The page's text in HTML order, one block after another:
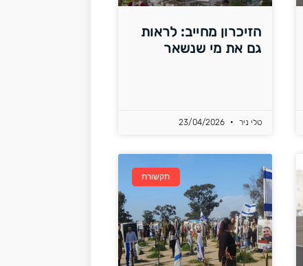
הזיכרון מחייב: לראות
גם את מי שנשאר
טלי ניר 23/04/2026
תקשורת